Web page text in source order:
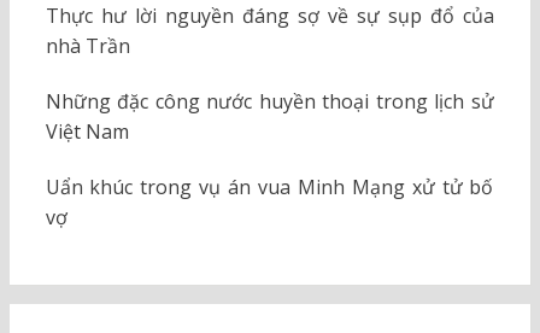
Thực hư lời nguyền đáng sợ về sự sụp đổ của
nhà Trần
Những đặc công nước huyền thoại trong lịch sử
Việt Nam
Uẩn khúc trong vụ án vua Minh Mạng xử tử bố
vợ